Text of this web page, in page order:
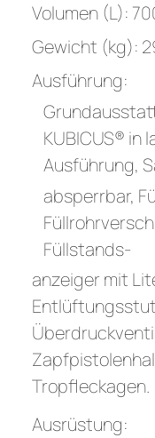
Volumen (L):
Gewicht (kg):
Ausführung:
KUBICUS® in
Ausführung,
absperrbar,
Füllstands-
anzeiger mit
Tropfleckagen.
Ausrüstung: